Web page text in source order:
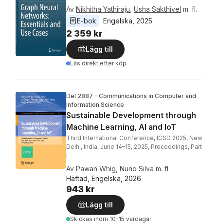
Av Nikhitha Yathiraju Usha Sakthivel m. fl.
E-bok
Engelska 2025
2 359 kr
Lägg till
Läs direkt efter köp
Del 2887 - Communications in Computer and
Information Science
Sustainable Development through
Machine Learning, AI and IoT
Third International Conference, ICSD 2025, New
Delhi, India, June 14–15, 2025, Proceedings, Part
I
Av Pawan Whig Nuno Silva m. fl.
Häftad, Engelska, 2026
943 kr
Lägg till
Skickas inom 10-15 vardagar